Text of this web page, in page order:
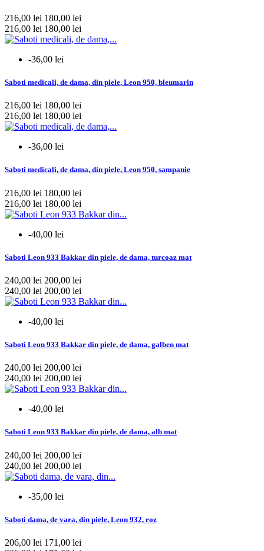
216,00 lei 180,00 lei
216,00 lei 180,00 lei
-36,00 lei
Saboti medicali, de dama, din piele, Leon 950, bleumarin
216,00 lei 180,00 lei
216,00 lei 180,00 lei
-36,00 lei
Saboti medicali, de dama, din piele, Leon 950, sampanie
216,00 lei 180,00 lei
216,00 lei 180,00 lei
-40,00 lei
Saboti Leon 933 Bakkar din piele, de dama, turcoaz mat
240,00 lei 200,00 lei
240,00 lei 200,00 lei
-40,00 lei
Saboti Leon 933 Bakkar din piele, de dama, galben mat
240,00 lei 200,00 lei
240,00 lei 200,00 lei
-40,00 lei
Saboti Leon 933 Bakkar din piele, de dama, alb mat
240,00 lei 200,00 lei
240,00 lei 200,00 lei
-35,00 lei
Saboti dama, de vara, din piele, Leon 932, roz
206,00 lei 171,00 lei